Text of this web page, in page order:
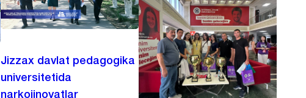
Jizzax davlat pedagogika
universitetida
narkojinoyatlar